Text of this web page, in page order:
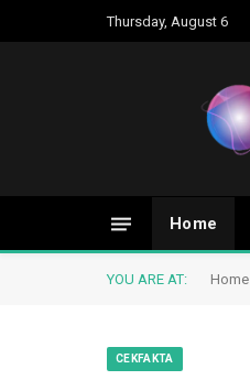
Thursday, August 6
Home
YOU ARE AT: Home
CEKFAKTA